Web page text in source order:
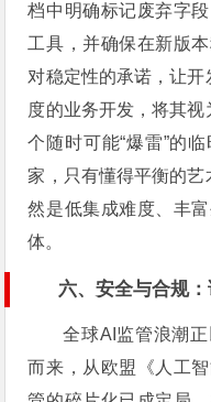
档中明确标记废弃字
工具，并确保在新版
对稳定性的承诺，让
度的业务开发，将其视
个随时可能“爆雷”的
家，只有懂得平衡的
然是低集成难度、丰
体。
六、安全与合规
全球AI监管浪潮
而来，从欧盟《人工